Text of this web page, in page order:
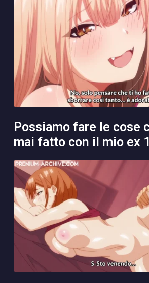
possiamo fare le cose che non ho
mai fatto con il mio ex 1